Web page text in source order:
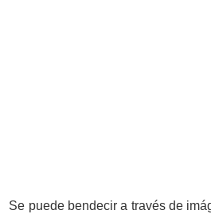
Se puede bendecir a través de